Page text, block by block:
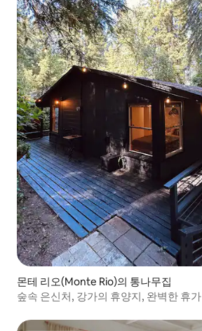
몬테 리오(Monte Rio)의 통나무집
숲속 은신처, 강가의 휴양지, 완벽한 휴가